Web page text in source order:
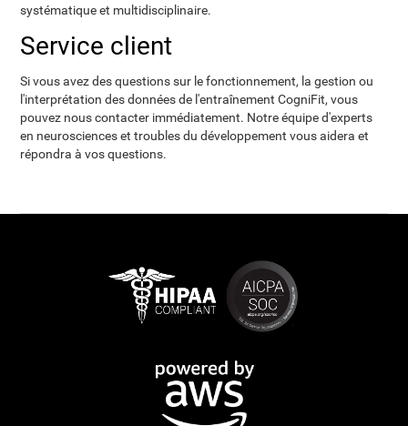
systématique et multidisciplinaire.
Service client
Si vous avez des questions sur le fonctionnement, la gestion ou
l'interprétation des données de l'entraînement CogniFit, vous
pouvez nous contacter immédiatement. Notre équipe d'experts
en neurosciences et troubles du développement vous aidera et
répondra à vos questions.